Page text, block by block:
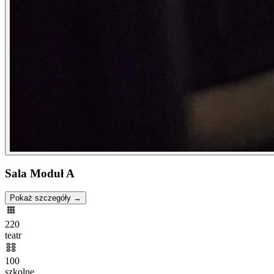
Sala Moduł A
Pokaż szczegóły →
220
teatr
100